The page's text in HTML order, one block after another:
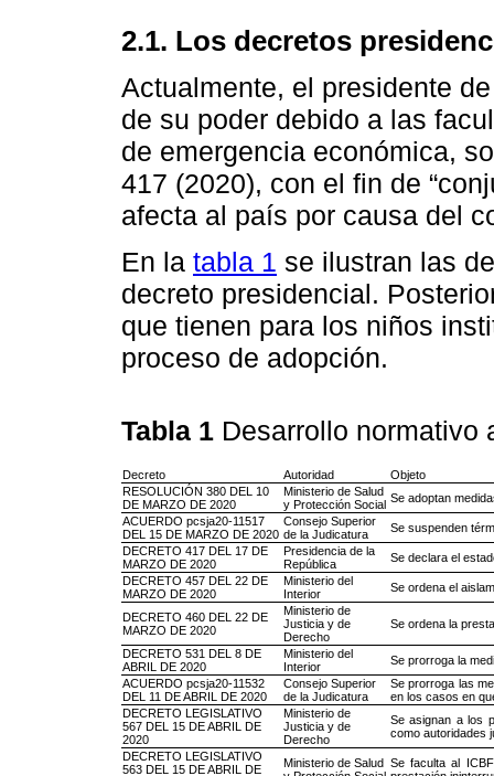
2.1. Los decretos
Actualmente, el presidente
de su poder debido a las
de emergencia económica,
417 (2020), con el fin de
afecta al país por causa del
En la tabla 1 se ilustran las
decreto presidencial.
que tienen para los niños
proceso de adopción.
Tabla 1 Desarrollo normativo
Decreto Autoridad
Objeto
RESOLUCIÓN 380 DEL 10
DE MARZO DE 2020
Ministerio de Salud
y Protección Social Se adoptan
ACUERDO pcsja20-11517
DEL 15 DE MARZO DE 2020
Consejo Superior
de la Judicatura
Se suspenden
DECRETO 417 DEL 17 DE
MARZO DE 2020
Presidencia de la
República
Se declara el
DECRETO 457 DEL 22 DE
MARZO DE 2020
Ministerio del
Interior
Se ordena el
DECRETO 460 DEL 22 DE
MARZO DE 2020
Ministerio de
Justicia y de
Derecho
Se ordena la
DECRETO 531 DEL 8 DE
ABRIL DE 2020
Ministerio del
Interior
Se prorroga la
ACUERDO pcsja20-11532
DEL 11 DE ABRIL DE 2020
Consejo Superior
de la Judicatura
Se prorroga las
en los casos en
DECRETO LEGISLATIVO
567 DEL 15 DE ABRIL DE
2020
Ministerio de
Justicia y de
Derecho
Se asignan a los
como autoridades
DECRETO LEGISLATIVO
563 DEL 15 DE ABRIL DE
Ministerio de Salud Se faculta al